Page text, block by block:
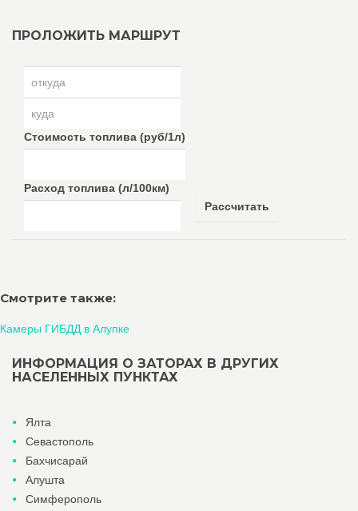
ПРОЛОЖИТЬ МАРШРУТ
Стоимость топлива (руб/1л)
Расход топлива (л/100км)
Рассчитать
Смотрите также:
Камеры ГИБДД в Алупке
ИНФОРМАЦИЯ О ЗАТОРАХ В ДРУГИХ
НАСЕЛЕННЫХ ПУНКТАХ
Ялта
Севастополь
Бахчисарай
Алушта
Симферополь